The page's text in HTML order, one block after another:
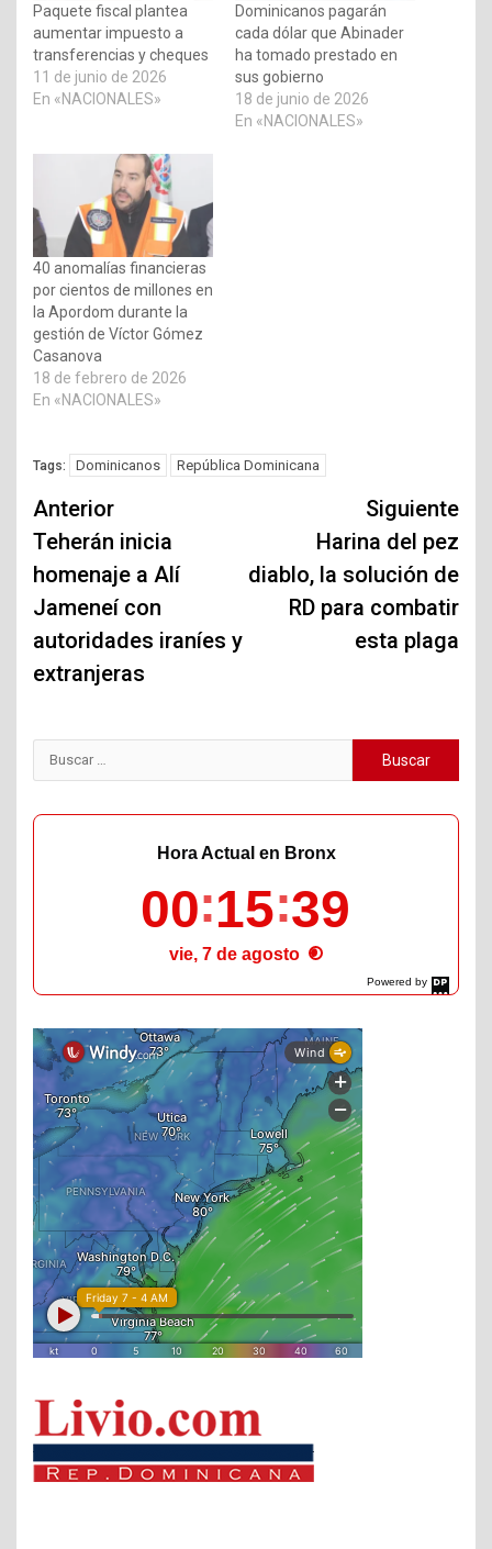
Paquete fiscal plantea
aumentar impuesto a
transferencias y cheques
11 de junio de 2026
En «NACIONALES»
Dominicanos pagarán
cada dólar que Abinader
ha tomado prestado en
sus gobierno
18 de junio de 2026
En «NACIONALES»
40 anomalías financieras
por cientos de millones en
la Apordom durante la
gestión de Víctor Gómez
Casanova
18 de febrero de 2026
En «NACIONALES»
Tags: Dominicanos República Dominicana
Navegación
de
entradas
Anterior
Teherán inicia
homenaje a Alí
Jameneí con
autoridades iraníes y
extranjeras
Siguiente
Harina del pez
diablo, la solución de
RD para combatir
esta plaga
Buscar:
Powered by
DaysPedia.com
Hora Actual en Bronx
00 15 40
vie, 7 de agosto